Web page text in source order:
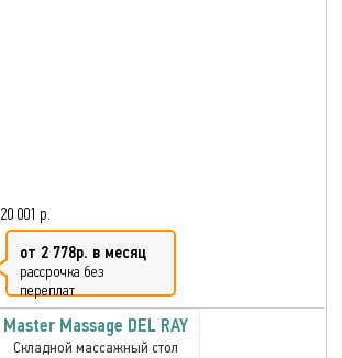
20 001 р.
от 2 778р. в месяц
рассрочка без
переплат
Master Massage DEL RAY
Складной массажный стол